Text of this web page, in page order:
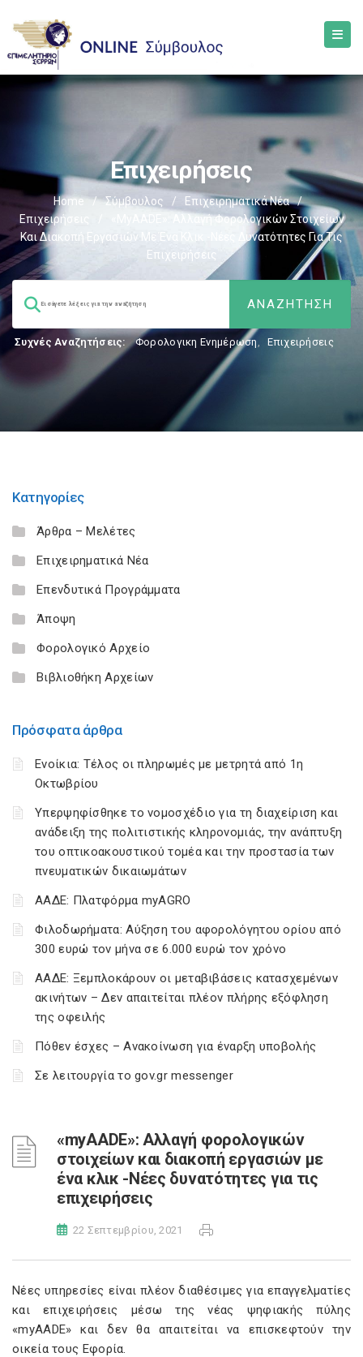
Επιχειρήσεις
Home / Σύμβουλος / Επιχειρηματικά Νέα
/
Επιχειρήσεις
«myAADE»: Αλλαγή Φορολογικών Στοιχείων
Και Διακοπή Εργασιών Με Ένα Κλικ -Νέες Δυνατότητες Για Τις
Επιχειρήσεις
Συχνές Αναζητήσεις: Φορολογικη Ενημέρωση, Επιχειρήσεις
Κατηγορίες
Άρθρα – Μελέτες
Επιχειρηματικά Νέα
Επενδυτικά Προγράμματα
Άποψη
Φορολογικό Αρχείο
Βιβλιοθήκη Αρχείων
Πρόσφατα άρθρα
Ενοίκια: Τέλος οι πληρωμές με μετρητά από 1η
Οκτωβρίου
Υπερψηφίσθηκε το νομοσχέδιο για τη διαχείριση και
ανάδειξη της πολιτιστικής κληρονομιάς, την ανάπτυξη
του οπτικοακουστικού τομέα και την προστασία των
πνευματικών δικαιωμάτων
ΑΑΔΕ: Πλατφόρμα myAGRO
Φιλοδωρήματα: Αύξηση του αφορολόγητου ορίου από
300 ευρώ τον μήνα σε 6.000 ευρώ τον χρόνο
ΑΑΔΕ: Ξεμπλοκάρουν οι μεταβιβάσεις κατασχεμένων
ακινήτων – Δεν απαιτείται πλέον πλήρης εξόφληση
της οφειλής
Πόθεν έσχες – Ανακοίνωση για έναρξη υποβολής
Σε λειτουργία το gov.gr messenger
«myAADE»: Αλλαγή φορολογικών
στοιχείων και διακοπή εργασιών με
ένα κλικ -Νέες δυνατότητες για τις
επιχειρήσεις
22 Σεπτεμβρίου, 2021
Νέες υπηρεσίες είναι πλέον διαθέσιμες για επαγγελματίες
και επιχειρήσεις μέσω της νέας ψηφιακής πύλης
«myAADE» και δεν θα απαιτείται να επισκεφτούν την
οικεία τους Εφορία.